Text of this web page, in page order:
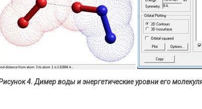
4. Димер водыи энергетические уровни его